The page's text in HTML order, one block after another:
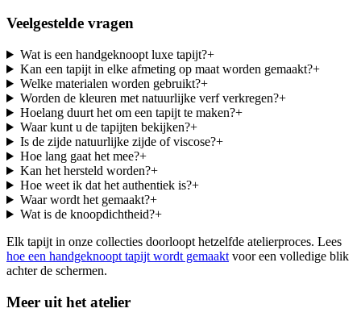
Veelgestelde vragen
Wat is een handgeknoopt luxe tapijt?+
Kan een tapijt in elke afmeting op maat worden gemaakt?+
Welke materialen worden gebruikt?+
Worden de kleuren met natuurlijke verf verkregen?+
Hoelang duurt het om een tapijt te maken?+
Waar kunt u de tapijten bekijken?+
Is de zijde natuurlijke zijde of viscose?+
Hoe lang gaat het mee?+
Kan het hersteld worden?+
Hoe weet ik dat het authentiek is?+
Waar wordt het gemaakt?+
Wat is de knoopdichtheid?+
Elk tapijt in onze collecties doorloopt hetzelfde atelierproces. Lees
hoe een handgeknoopt tapijt wordt gemaakt voor een volledige blik
achter de schermen.
Meer uit het atelier